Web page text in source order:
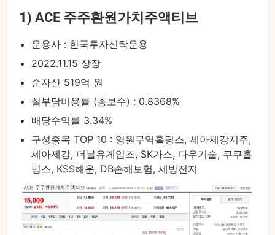
1) ACE 주주환원가치주액티브
운용사 : 한국투자신탁운용
2022.11.15 상장
순자산 519억 원
실부담비용률 (총보수) : 0.8368%
배당수익률 3.34%
구성종목 TOP 10 : 영원무역홀딩스, 세아제강지주,
세아제강, 더블유게임즈, SK가스, 다우기술, 쿠쿠홀
딩스, KSS해운, DB손해보험, 세방전지